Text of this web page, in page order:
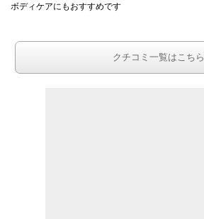
ボディケアにもおすすめです
クチコミ一覧はこちら